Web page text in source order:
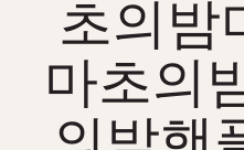
초의밤
마초의